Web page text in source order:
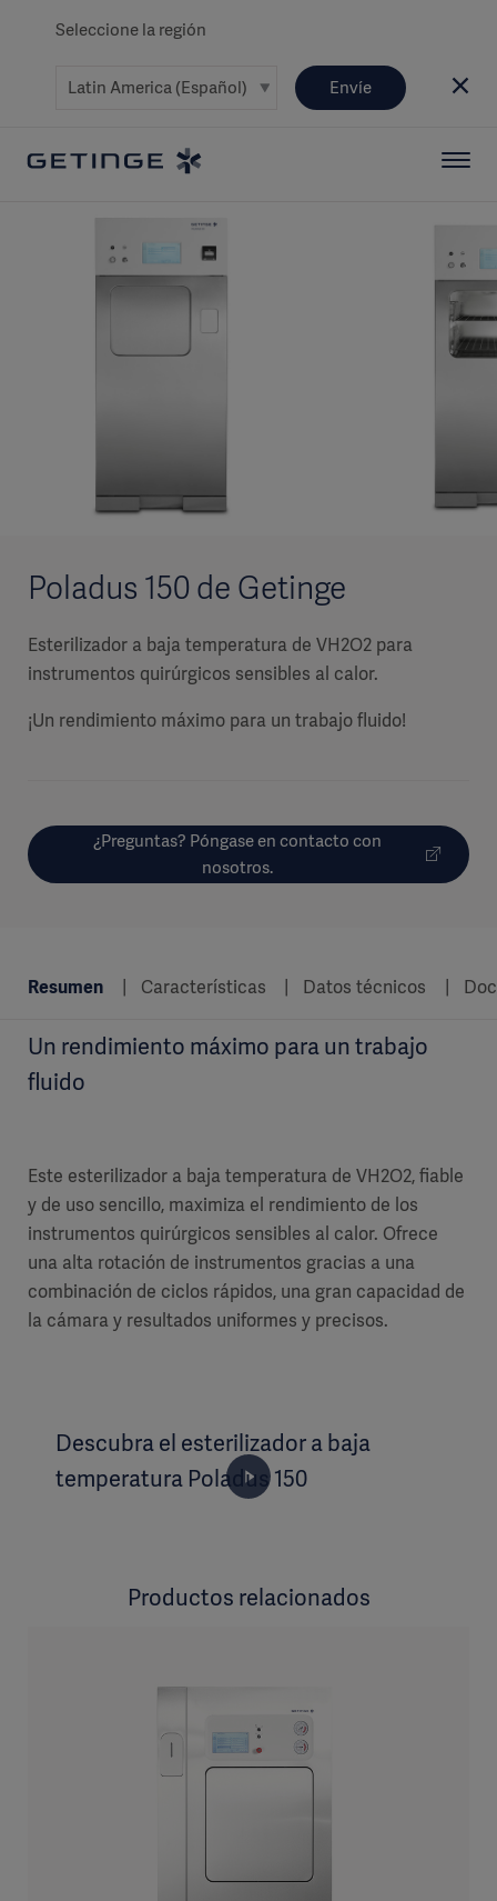
Seleccione la región
Envíe
Poladus 150 de Getinge
Esterilizador a baja temperatura de VH2O2 para
instrumentos quirúrgicos sensibles al calor.
¡Un rendimiento máximo para un trabajo fluido!
¿Preguntas? Póngase en contacto con
nosotros.
Resumen Características Datos técnicos
Un rendimiento máximo para un trabajo
fluido
Este esterilizador a baja temperatura de VH2O2, fiable
y de uso sencillo, maximiza el rendimiento de los
instrumentos quirúrgicos sensibles al calor. Ofrece
una alta rotación de instrumentos gracias a una
combinación de ciclos rápidos, una gran capacidad de
la cámara y resultados uniformes y precisos.
Descubra el esterilizador a baja
temperatura Poladus 150
Productos relacionados